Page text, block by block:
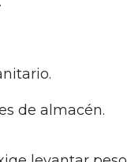
de almacén.